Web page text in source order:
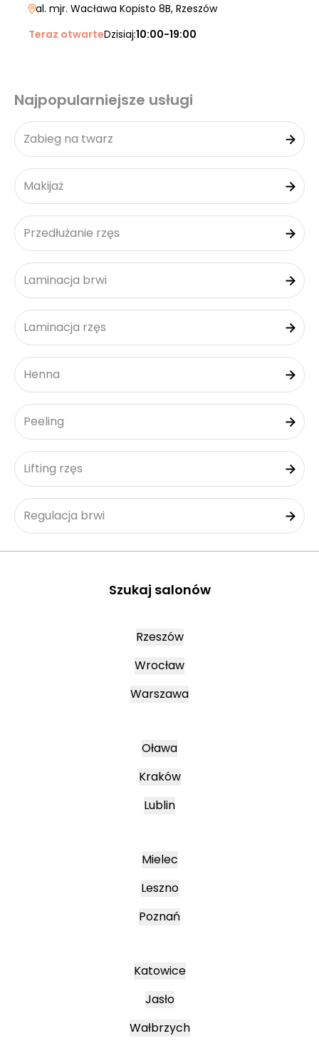
al. mjr. Wacława Kopisto 8B, Rzeszów
Teraz otwarteDzisiaj:10:00-19:00
Najpopularniejsze usługi
Zabieg na twarz
Makijaż
Przedłużanie rzęs
Laminacja brwi
Laminacja rzęs
Henna
Peeling
Lifting rzęs
Regulacja brwi
Szukaj salonów
Rzeszów
Wrocław
Warszawa
Oława
Kraków
Lublin
Mielec
Leszno
Poznań
Katowice
Jasło
Wałbrzych